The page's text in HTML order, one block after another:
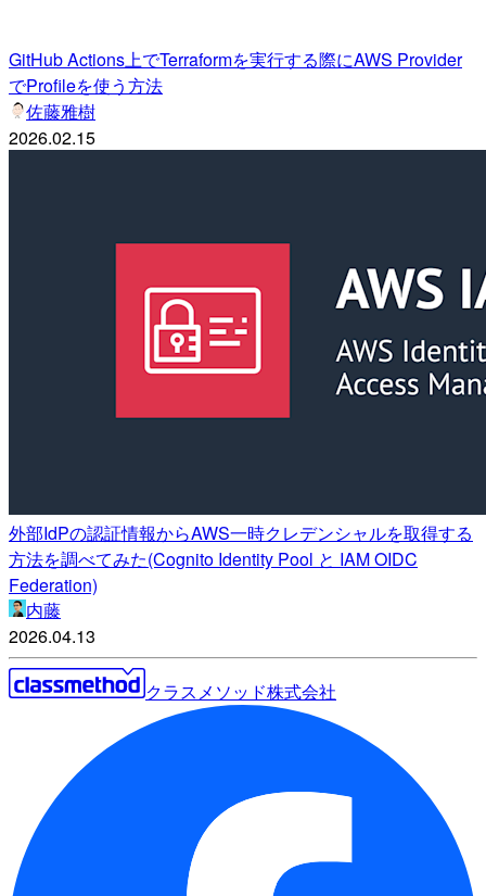
GitHub Actions上でTerraformを実行する際にAWS Provider
でProfileを使う方法
佐藤雅樹
2026.02.15
外部IdPの認証情報からAWS一時クレデンシャルを取得する
方法を調べてみた(Cognito Identity Pool と IAM OIDC
Federation)
内藤
2026.04.13
クラスメソッド株式会社